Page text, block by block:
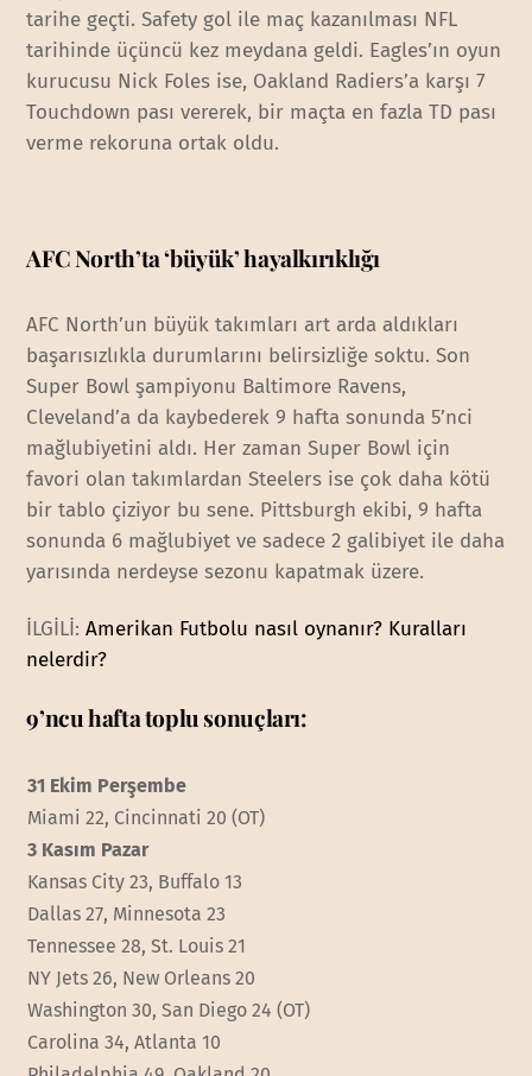
tarihe geçti. Safety gol ile maç kazanılması NFL
tarihinde üçüncü kez meydana geldi. Eagles’ın oyun
kurucusu Nick Foles ise, Oakland Radiers’a karşı 7
Touchdown pası vererek, bir maçta en fazla TD pası
verme rekoruna ortak oldu.
AFC North’ta ‘büyük’ hayalkırıklığı
AFC North’un büyük takımları art arda aldıkları
başarısızlıkla durumlarını belirsizliğe soktu. Son
Super Bowl şampiyonu Baltimore Ravens,
Cleveland’a da kaybederek 9 hafta sonunda 5’nci
mağlubiyetini aldı. Her zaman Super Bowl için
favori olan takımlardan Steelers ise çok daha kötü
bir tablo çiziyor bu sene. Pittsburgh ekibi, 9 hafta
sonunda 6 mağlubiyet ve sadece 2 galibiyet ile daha
yarısında nerdeyse sezonu kapatmak üzere.
İLGİLİ:Amerikan Futbolu nasıl oynanır? Kuralları
nelerdir?
9’ncu hafta toplu sonuçları:
31 Ekim Perşembe
Miami 22, Cincinnati 20 (OT)
3 Kasım Pazar
Kansas City 23, Buffalo 13
Dallas 27, Minnesota 23
Tennessee 28, St. Louis 21
NY Jets 26, New Orleans 20
Washington 30, San Diego 24 (OT)
Carolina 34, Atlanta 10